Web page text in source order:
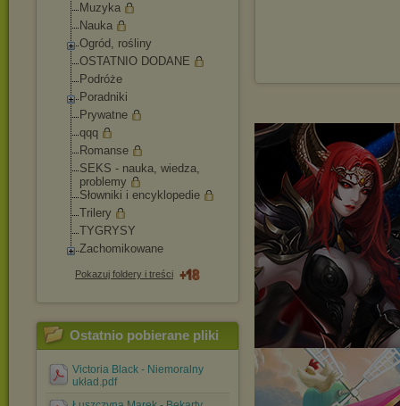
Muzyka
Nauka
Ogród, rośliny
OSTATNIO DODANE
Podróże
Poradniki
Prywatne
qqq
Romanse
SEKS - nauka, wiedza,
problemy
Słowniki i encyklopedie
Trilery
TYGRYSY
Zachomikowane
Pokazuj foldery i treści
Ostatnio pobierane pliki
Victoria Black - Niemoralny
układ.pdf